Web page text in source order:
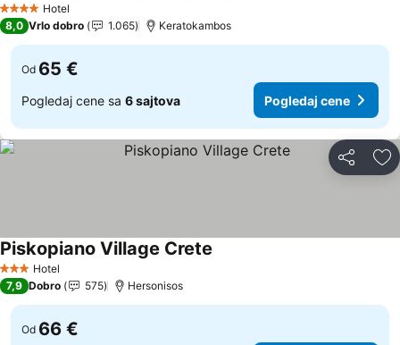
4 ZvezdiceHotel
8,0 Vrlo dobro 1.065 Keratokambos
Od 65 €
Pogledaj cene sa 6 sajtova Pogledaj cene
Deli
3 Zvezdice
Hotel
Piskopiano Village Crete
7,9 Dobro 575 Hersonisos
Od 66 €